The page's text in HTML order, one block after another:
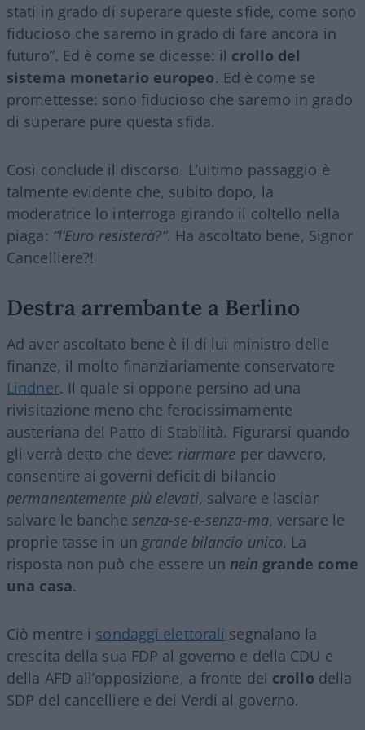
stati in grado di superare queste sfide, come sono
fiducioso che saremo in grado di fare ancora in
futuro”. Ed è come se dicesse: il crollo del
sistema monetario europeo. Ed è come se
promettesse: sono fiducioso che saremo in grado
di superare pure questa sfida.
Così conclude il discorso. L’ultimo passaggio è
talmente evidente che, subito dopo, la
moderatrice lo interroga girando il coltello nella
piaga: “l’Euro resisterà?”. Ha ascoltato bene, Signor
Cancelliere?!
Destra arrembante a Berlino
Ad aver ascoltato bene è il di lui ministro delle
finanze, il molto finanziariamente conservatore
Lindner. Il quale si oppone persino ad una
rivisitazione meno che ferocissimamente
austeriana del Patto di Stabilità. Figurarsi quando
gli verrà detto che deve: riarmare per davvero,
consentire ai governi deficit di bilancio
permanentemente più elevati, salvare e lasciar
salvare le banche senza-se-e-senza-ma, versare le
proprie tasse in un grande bilancio unico. La
risposta non può che essere un nein grande come
una casa.
Ciò mentre i sondaggi elettorali segnalano la
crescita della sua FDP al governo e della CDU e
della AFD all’opposizione, a fronte del crollo della
SDP del cancelliere e dei Verdi al governo.